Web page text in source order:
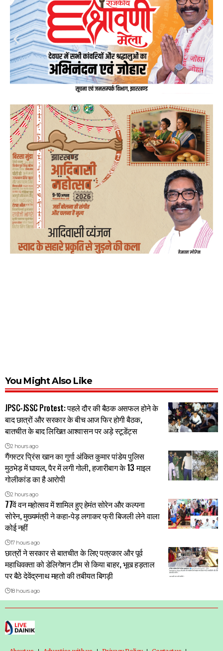
You Might Also Like
JPSC-JSSC Protest: पहले दौर की बैठक असफल होने के
बाद छात्रों और सरकार के बीच आज फिर होगी बैठक,
बातचीत के बाद लिखित आश्वासन पर अड़े स्टूडेंट्स
2 hours ago
गैंगस्टर प्रिंस खान का गुर्गा अंकित कुमार पांडेय पुलिस
मुठभेड़ में घायल, पैर में लगी गोली, हजारीबाग के 13 माइल
गोलीकांड का है आरोपी
2 hours ago
77वें वन महोत्सव में शामिल हुए हेमंत सोरेन और कल्पना
सोरेन, मुख्यमंत्री ने कहा-पेड़ लगाकर फ्री बिजली लेने वाला
कोई नहीं
17 hours ago
छात्रों ने सरकार से बातचीत के लिए पत्रकार और पूर्व
महाधिवक्ता को डेलिगेशन टीम से किया बाहर, भूख हड़ताल
पर बैठे देवेंद्रनाथ महतो की तबीयत बिगड़ी
18 hours ago